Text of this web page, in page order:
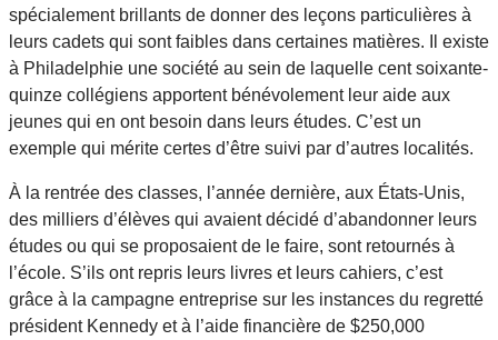
spécialement brillants de donner des leçons particulières à
leurs cadets qui sont faibles dans certaines matières. Il existe
à Philadelphie une société au sein de laquelle cent soixante-
quinze collégiens apportent bénévolement leur aide aux
jeunes qui en ont besoin dans leurs études. C’est un
exemple qui mérite certes d’être suivi par d’autres localités.
À la rentrée des classes, l’année dernière, aux États-Unis,
des milliers d’élèves qui avaient décidé d’abandonner leurs
études ou qui se proposaient de le faire, sont retournés à
l’école. S’ils ont repris leurs livres et leurs cahiers, c’est
grâce à la campagne entreprise sur les instances du regretté
président Kennedy et à l’aide financière de $250,000